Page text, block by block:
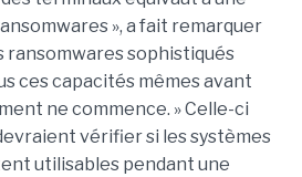
», a fait remarquer
ransomwares sophistiqués
ces capacités mêmes avant
ne commence. » Celle-ci
vérifier si les systèmes
utilisables pendant une